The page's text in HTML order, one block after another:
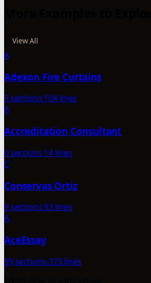
View All
A
Adexon Fire Curtains
5 sections 104 lines
A
Accreditation Consultant
0 sections 14 lines
C
Conservas Ortiz
9 sections93 lines
A
AceEssay
59 sections 373 lines